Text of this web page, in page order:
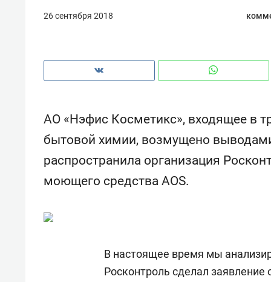
26 сентября 2018
АО «Нэфис Косметикс», входящее в
бытовой химии, возмущено
распространила организация
моющего средства AOS.
В настоящее время мы
Росконтроль сделал
с мебелью за 2 миллиона –
для меня это челлендж!»
дней